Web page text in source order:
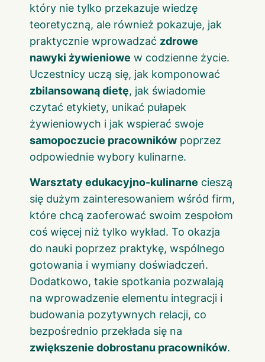
który nie tylko przekazuje wiedzę
teoretyczną, ale również pokazuje, jak
praktycznie wprowadzać zdrowe
nawyki żywieniowe w codzienne życie.
Uczestnicy uczą się, jak komponować
zbilansowaną dietę, jak świadomie
czytać etykiety, unikać pułapek
żywieniowych i jak wspierać swoje
samopoczucie pracowników poprzez
odpowiednie wybory kulinarne.
Warsztaty edukacyjno-kulinarne cieszą
się dużym zainteresowaniem wśród firm,
które chcą zaoferować swoim zespołom
coś więcej niż tylko wykład. To okazja
do nauki poprzez praktykę, wspólnego
gotowania i wymiany doświadczeń.
Dodatkowo, takie spotkania pozwalają
na wprowadzenie elementu integracji i
budowania pozytywnych relacji, co
bezpośrednio przekłada się na
zwiększenie dobrostanu pracowników.